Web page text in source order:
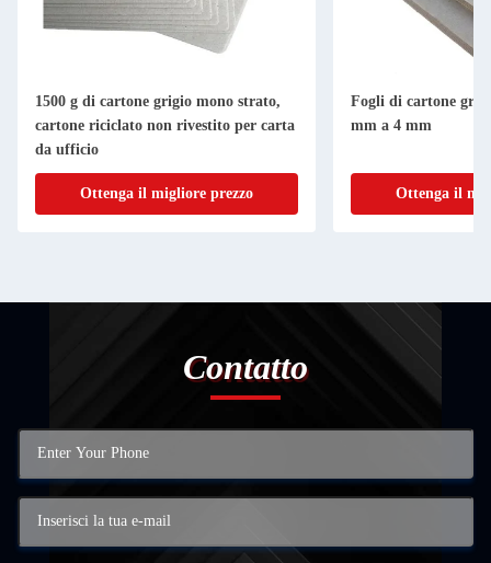
1500 g di cartone grigio mono strato,
cartone riciclato non rivestito per carta
da ufficio
Ottenga il migliore prezzo
Fogli di cartone
mm a 4 mm
Ottenga il
Contatto